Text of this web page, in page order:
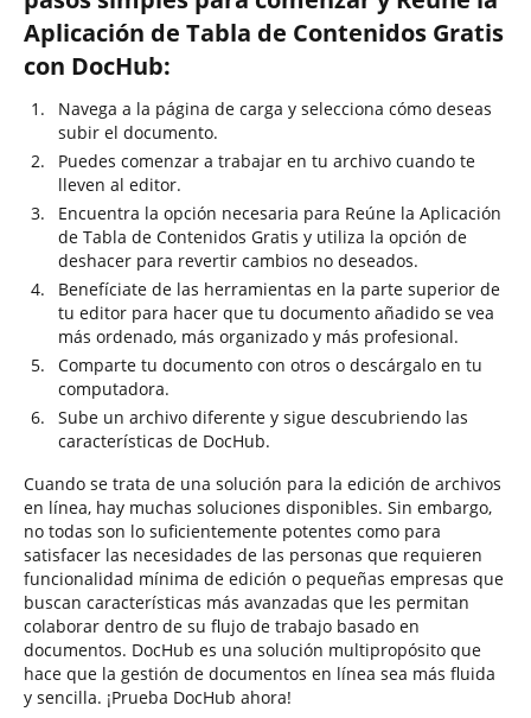
Aplicación de Tabla de Contenidos Gratis
con DocHub:
Navega a la página de carga y selecciona cómo deseas
subir el documento.
Puedes comenzar a trabajar en tu archivo cuando te
lleven al editor.
Encuentra la opción necesaria para Reúne la Aplicación
de Tabla de Contenidos Gratis y utiliza la opción de
deshacer para revertir cambios no deseados.
Benefíciate de las herramientas en la parte superior de
tu editor para hacer que tu documento añadido se vea
más ordenado, más organizado y más profesional.
Comparte tu documento con otros o descárgalo en tu
computadora.
Sube un archivo diferente y sigue descubriendo las
características de DocHub.
Cuando se trata de una solución para la edición de archivos
en línea, hay muchas soluciones disponibles. Sin embargo,
no todas son lo suficientemente potentes como para
satisfacer las necesidades de las personas que requieren
funcionalidad mínima de edición o pequeñas empresas que
buscan características más avanzadas que les permitan
colaborar dentro de su flujo de trabajo basado en
documentos. DocHub es una solución multipropósito que
hace que la gestión de documentos en línea sea más fluida
y sencilla. ¡Prueba DocHub ahora!